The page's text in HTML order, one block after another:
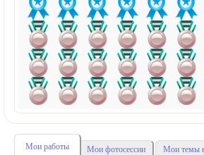
Мои работы Мои фотосессии Мои темы